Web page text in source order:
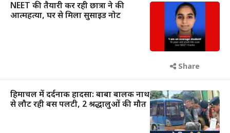
NEET की तैयारी कर रही छात्रा ने की
आत्महत्या, घर से मिला सुसाइड नोट
Share
हिमाचल में दर्दनाक हादसा: बाबा बालक नाथ
से लौट रही बस पलटी, 2 श्रद्धालुओं की मौत